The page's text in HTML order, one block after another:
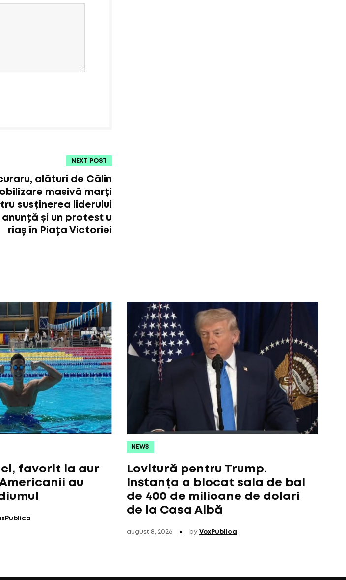
NEXT POST
alături de Călin
masivă marți
susținerea liderului
anunță și un protest u
riaș în Piața Victoriei
favorit la aur
au
NEWS
Lovitură pentru Trump.
Instanța a blocat sala de bal
de 400 de milioane de dolari
de la Casa Albă
august 8, 2026 by VoxPublica